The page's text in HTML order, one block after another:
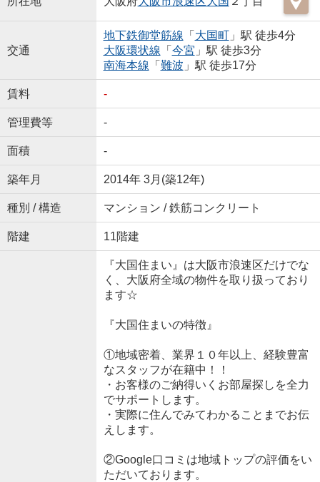
交通
地下鉄御堂筋線 「 大国町」駅 徒歩4分
大阪環状線 「 今宮 」駅 徒歩3分
南海本線 「 難波 」駅 徒歩17分
賃料 -
管理費等 -
面積 -
築年月 2014年 3月(築12年)
種別 / 構造 マンション / 鉄筋コンクリート
階建 11階建
『大国住まい』は大阪市浪速区だけでな
く、大阪府全域の物件を取り扱っており
ます☆
『大国住まいの特徴』
①地域密着、業界１０年以上、経験豊富
なスタッフが在籍中！！
・お客様のご納得いくお部屋探しを全力
でサポートします。
・実際に住んでみてわかることまでお伝
えします。
②Google口コミは地域トップの評価をい
ただいております。